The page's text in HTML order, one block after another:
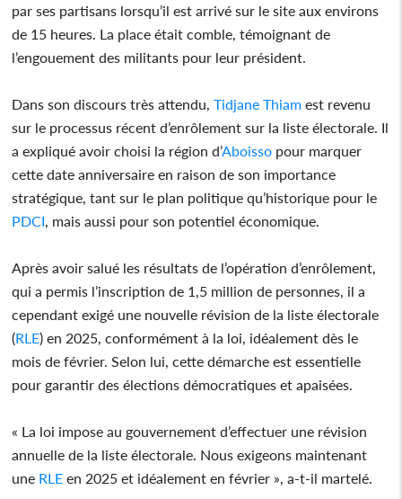
par ses partisans lorsqu’il est arrivé sur le site aux environs
de 15 heures. La place était comble, témoignant de
l’engouement des militants pour leur président.
Dans son discours très attendu,Tidjane Thiam est revenu
sur le processus récent d’enrôlement sur la liste électorale. Il
a expliqué avoir choisi la région d’Aboisso pour marquer
cette date anniversaire en raison de son importance
stratégique, tant sur le plan politique qu’historique pour le
PDCI, mais aussi pour son potentiel économique.
Après avoir salué les résultats de l’opération d’enrôlement,
qui a permis l’inscription de 1,5 million de personnes, il a
cependant exigé une nouvelle révision de la liste électorale
(RLE) en 2025, conformément à la loi, idéalement dès le
mois de février. Selon lui, cette démarche est essentielle
pour garantir des élections démocratiques et apaisées.
« La loi impose au gouvernement d’effectuer une révision
annuelle de la liste électorale. Nous exigeons maintenant
une RLE en 2025 et idéalement en février », a-t-il martelé.